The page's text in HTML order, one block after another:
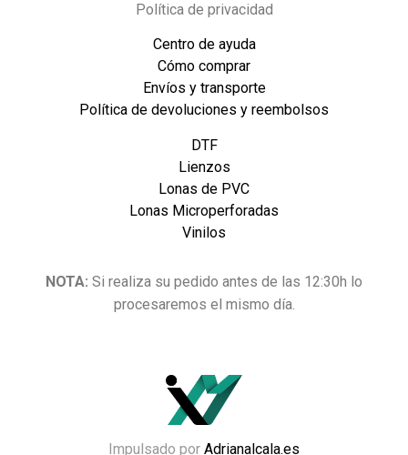
Política de privacidad
Centro de ayuda
Cómo comprar
Envíos y transporte
Política de devoluciones y reembolsos
DTF
Lienzos
Lonas de PVC
Lonas Microperforadas
Vinilos
NOTA: Si realiza su pedido antes de las 12:30h lo
procesaremos el mismo día.
Impulsado por Adrianalcala.es